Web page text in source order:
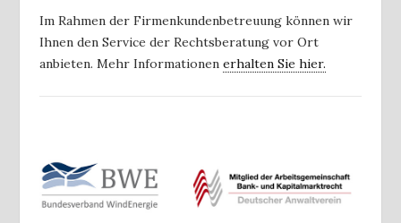
Im Rahmen der Firmenkundenbetreuung können wir
Ihnen den Service der Rechtsberatung vor Ort
anbieten. Mehr Informationen erhalten Sie hier.